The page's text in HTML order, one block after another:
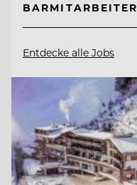
BARMITARBEITER
Entdecke alle Jobs